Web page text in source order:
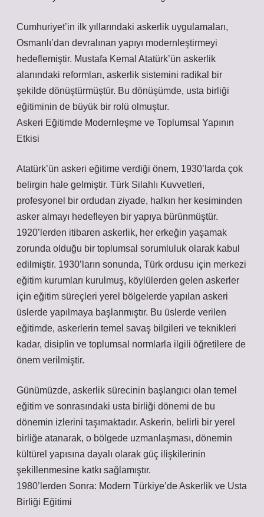
Cumhuriyet’in ilk yıllarındaki askerlik uygulamaları,
Osmanlı’dan devralınan yapıyı modernleştirmeyi
hedeflemiştir. Mustafa Kemal Atatürk’ün askerlik
alanındaki reformları, askerlik sistemini radikal bir
şekilde dönüştürmüştür. Bu dönüşümde, usta birliği
eğitiminin de büyük bir rolü olmuştur.
Askeri Eğitimde Modernleşme ve Toplumsal Yapının
Etkisi
Atatürk’ün askeri eğitime verdiği önem, 1930’larda çok
belirgin hale gelmiştir. Türk Silahlı Kuvvetleri,
profesyonel bir ordudan ziyade, halkın her kesiminden
asker almayı hedefleyen bir yapıya bürünmüştür.
1920’lerden itibaren askerlik, her erkeğin yaşamak
zorunda olduğu bir toplumsal sorumluluk olarak kabul
edilmiştir. 1930’ların sonunda, Türk ordusu için merkezi
eğitim kurumları kurulmuş, köylülerden gelen askerler
için eğitim süreçleri yerel bölgelerde yapılan askeri
üslerde yapılmaya başlanmıştır. Bu üslerde verilen
eğitimde, askerlerin temel savaş bilgileri ve teknikleri
kadar, disiplin ve toplumsal normlarla ilgili öğretilere de
önem verilmiştir.
Günümüzde, askerlik sürecinin başlangıcı olan temel
eğitim ve sonrasındaki usta birliği dönemi de bu
dönemin izlerini taşımaktadır. Askerin, belirli bir yerel
birliğe atanarak, o bölgede uzmanlaşması, dönemin
kültürel yapısına dayalı olarak güç ilişkilerinin
şekillenmesine katkı sağlamıştır.
1980’lerden Sonra: Modern Türkiye’de Askerlik ve Usta
Birliği Eğitimi